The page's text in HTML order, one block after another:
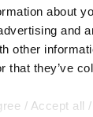
about
and
other
that they’ve
/ Accept all
ca. 12-21